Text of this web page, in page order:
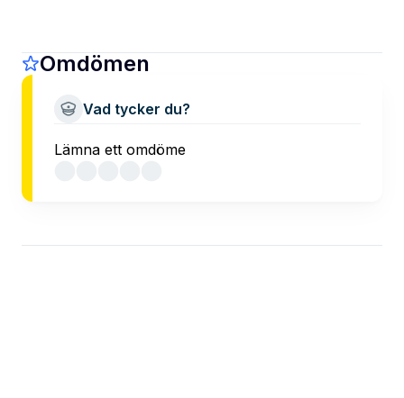
Omdömen
Vad tycker du?
Lämna ett omdöme